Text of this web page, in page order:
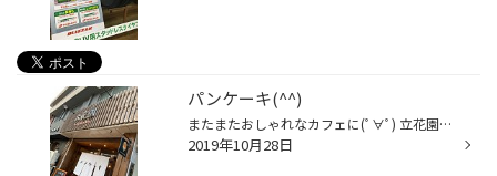
パンケーキ(^^)
またまたおしゃれなカフェに(ﾟ∀ﾟ) 立花園って知ってますか？ けっこうネットで調べると有名みたいで、 夏場はかき氷を求める行列がすごいんですよ！！！！ 冬場はパンケーキで、、、 いつも混んでいるので避けてましたが、空いてそう！！ ということで行ってきました☆ 私はモンブランを注文！ けっ...
2019年10月28日